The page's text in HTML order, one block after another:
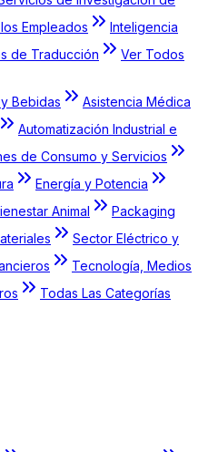
Empleados
Inteligencia
de Traducción
Ver Todos
Bebidas
Asistencia Médica
Automatización Industrial e
de Consumo y Servicios
Energía y Potencia
Animal
Packaging
Sector Eléctrico y
Tecnología, Medios
Todas Las Categorías